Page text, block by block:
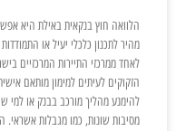
הלוואה חוץ בנקאית באילת היא
מהיר לתכנון כלכלי יעיל או
לאחד ממרכזי התיירות המרכזיים
הזקוקים לעיתים למימון מותאם
להימנע מהליך מורכב בבנק או
מסיבות שונות, כמו מגבלות אשראי.